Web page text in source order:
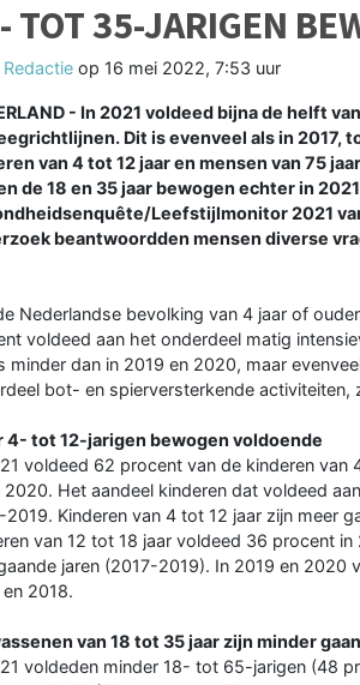
TOT 35-JARIGEN
Redactie op 16 mei 2022, 7:53 uur
- In 2021 voldeed bijna de helft
Dit is evenveel als in 2017,
van 4 tot 12 jaar en mensen van 75
de 18 en 35 jaar bewogen echter in
Leefstijlmonitor 2021
beantwoordden mensen diverse
Nederlandse bevolking van 4 jaar of
voldeed aan het onderdeel matig
minder dan in 2019 en 2020, maar
bot- en spierversterkende
4- tot 12-jarigen bewogen voldoende
voldeed 62 procent van de kinderen van
2020. Het aandeel kinderen dat voldeed
2019. Kinderen van 4 tot 12 jaar zijn meer
van 12 tot 18 jaar voldeed 36 procent
jaren (2017-2019). In 2019 en 2020
en 2018.
van 18 tot 35 jaar zijn minder
voldeden minder 18- tot 65-jarigen (48